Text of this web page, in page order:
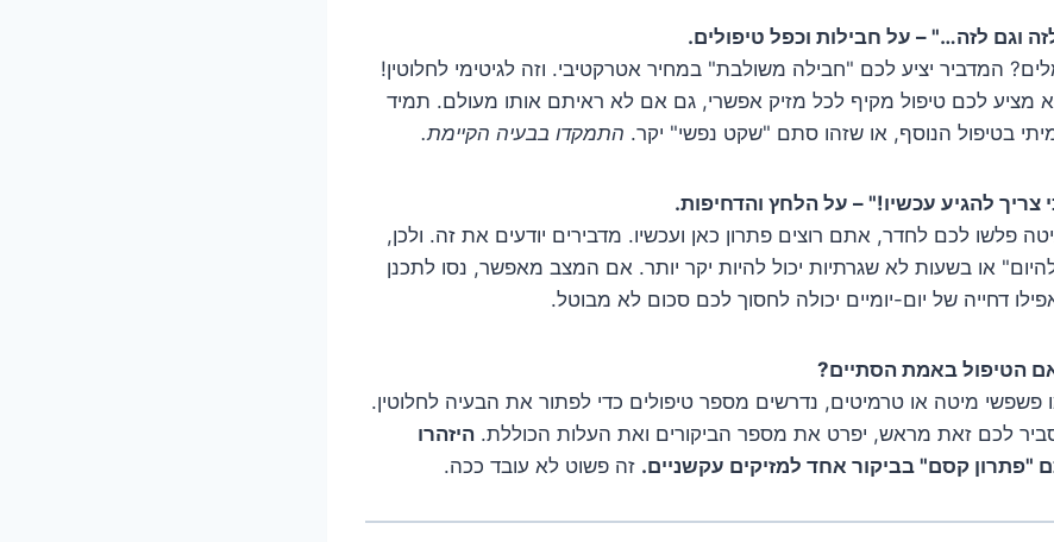
המדביר יציע לכם "חבילה משולבת" במחיר אטרקטיבי. וזה לגיטימי לחלוטין!
מציע לכם טיפול מקיף לכל מזיק אפשרי, גם אם לא ראיתם אותו מעולם. תמיד
בטיפול הנוסף, או שזהו סתם "שקט נפשי" יקר. התמקדו בבעיה הקיימת.
פלשו לכם לחדר, אתם רוצים פתרון כאן ועכשיו. מדבירים יודעים את זה. ולכן,
או בשעות לא שגרתיות יכול להיות יקר יותר. אם המצב מאפשר, נסו לתכנן
דחייה של יום-יומיים יכולה לחסוך לכם סכום לא מבוטל.
פשפשי מיטה או טרמיטים, נדרשים מספר טיפולים כדי לפתור את הבעיה לחלוטין.
לכם זאת מראש, יפרט את מספר הביקורים ואת העלות הכוללת. היזהרו
"פתרון קסם" בביקור אחד למזיקים עקשניים. זה פשוט לא עובד ככה.